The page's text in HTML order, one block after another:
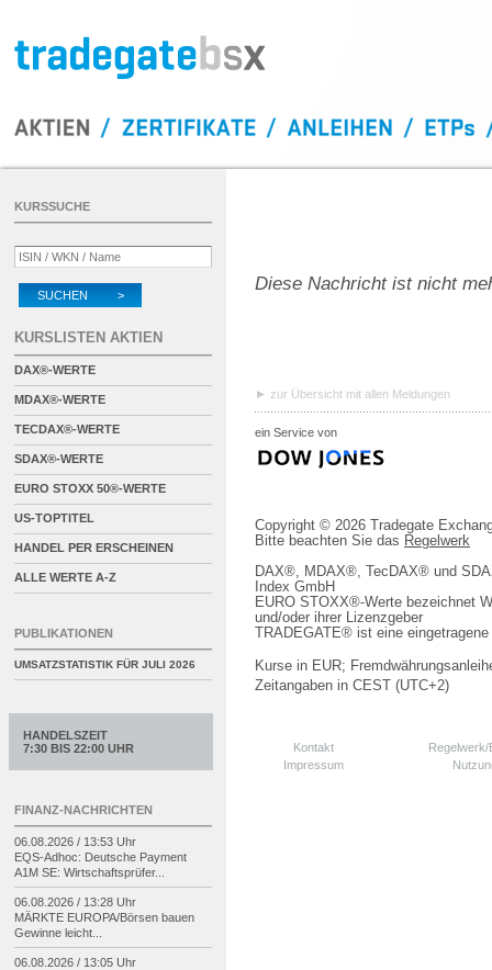
Diese Nachricht ist nicht
zur Übersicht mit allen Meldungen
ein Service von
Copyright © 2026 Tradegate
Bitte beachten Sie das Regelwerk
DAX®, MDAX®, TecDAX® und
Index GmbH
EURO STOXX®-Werte bezeichnet
und/oder ihrer Lizenzgeber
TRADEGATE® ist eine
Kurse in EUR;
Zeitangaben in CEST (UTC+2)
Kontakt
Impressum
KURSSUCHE
SUCHEN >
KURSLISTEN AKTIEN
DAX®-WERTE
MDAX®-WERTE
TECDAX®-WERTE
SDAX®-WERTE
EURO STOXX 50®-WERTE
US-TOPTITEL
HANDEL PER ERSCHEINEN
ALLE WERTE A-Z
PUBLIKATIONEN
UMSATZSTATISTIK FÜR JULI 2026
HANDELSZEIT
7:30 BIS 22:00 UHR
FINANZ-NACHRICHTEN
06.08.2026 / 13:53 Uhr
EQS-Adhoc: Deutsche Payment
A1M SE: Wirtschaftsprüfer...
06.08.2026 / 13:28 Uhr
MÄRKTE EUROPA/Börsen bauen
Gewinne leicht...
06.08.2026 / 13:05 Uhr